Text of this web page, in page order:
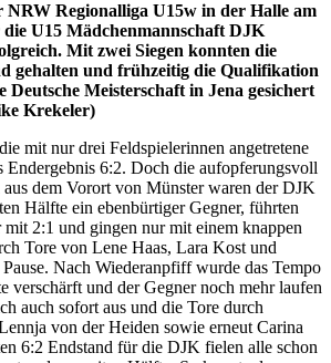
NRW Regionalliga U15w in der Halle am
U15 Mädchenmannschaft DJK
Mit zwei Siegen konnten die
gehalten und frühzeitig die Qualifikation
Meisterschaft in Jena gesichert
Krekeler)
mit nur drei Feldspielerinnen angetretene
Endergebnis 6:2. Doch die aufopferungsvoll
dem Vorort von Münster waren der DJK
Hälfte ein ebenbürtiger Gegner, führten
2:1 und gingen nur mit einem knappen
Tore von Lene Haas, Lara Kost und
Nach Wiederanpfiff wurde das Tempo
verschärft und der Gegner noch mehr laufen
auch sofort aus und die Tore durch
von der Heiden sowie erneut Carina
6:2 Endstand für die DJK fielen alle schon